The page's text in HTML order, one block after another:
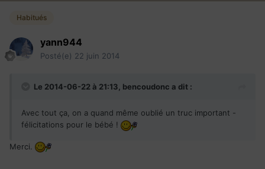
Habitués
yann944
Posté(e) 22 juin 2014
Le 2014-06-22 à 21:13, bencoudonc a dit :
Avec tout ça, on a quand même oublié un truc important -
félicitations pour le bébé !
Merci.